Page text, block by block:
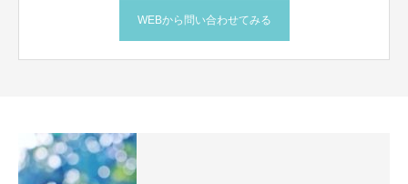
WEBから問い合わせてみる